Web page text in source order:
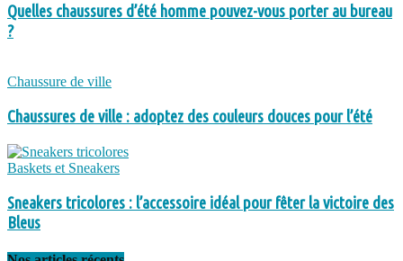
Quelles chaussures d’été homme pouvez-vous porter au bureau
?
Chaussure de ville
Chaussures de ville : adoptez des couleurs douces pour l’été
Baskets et Sneakers
Sneakers tricolores : l’accessoire idéal pour fêter la victoire des
Bleus